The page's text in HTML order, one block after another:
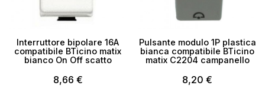
Interruttore bipolare 16A
compatibile BTicino matix
bianco On Off scatto
8,66 €
Pulsante modulo 1P plastica
bianca compatibile BTicino
matix C2204 campanello
8,20 €